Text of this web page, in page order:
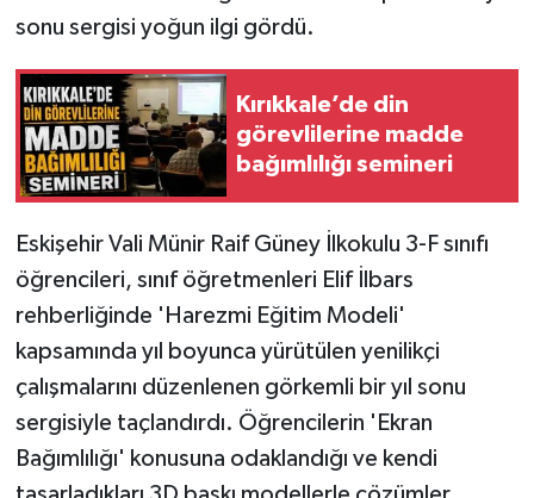
sonu sergisi yoğun ilgi gördü.
Kırıkkale’de din
görevlilerine madde
bağımlılığı semineri
Eskişehir Vali Münir Raif Güney İlkokulu 3-F sınıfı
öğrencileri, sınıf öğretmenleri Elif İlbars
rehberliğinde 'Harezmi Eğitim Modeli'
kapsamında yıl boyunca yürütülen yenilikçi
çalışmalarını düzenlenen görkemli bir yıl sonu
sergisiyle taçlandırdı. Öğrencilerin 'Ekran
Bağımlılığı' konusuna odaklandığı ve kendi